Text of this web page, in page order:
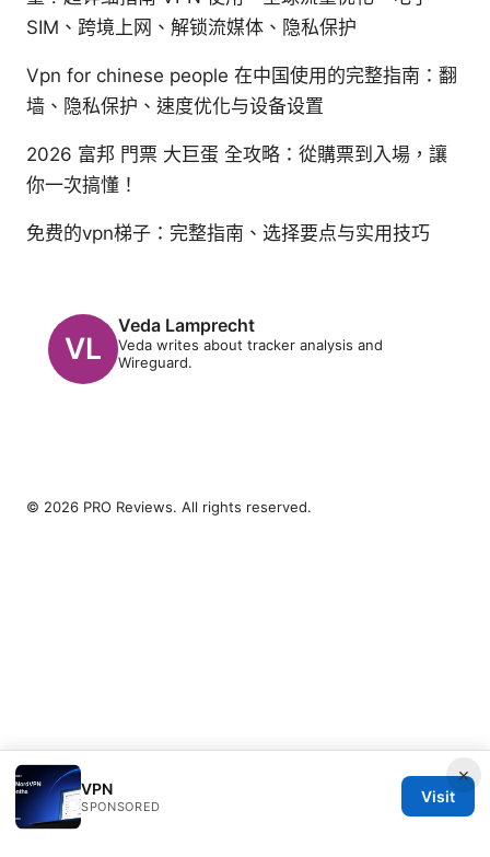
SIM、跨境上网、解锁流媒体、隐私保护
Vpn for chinese people 在中国使用的完整指南：翻
墙、隐私保护、速度优化与设备设置
2026 富邦 門票 大巨蛋 全攻略：從購票到入場，讓
你一次搞懂！
免费的vpn梯子：完整指南、选择要点与实用技巧
Veda Lamprecht
Veda writes about tracker analysis and
Wireguard.
×
VPN
SPONSORED
Visit
© 2026 PRO Reviews. All rights reserved.